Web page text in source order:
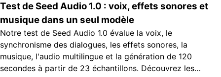
Test de Seed Audio 1.0 : voix, effets sonores et
musique dans un seul modèle
Notre test de Seed Audio 1.0 évalue la voix, le
synchronisme des dialogues, les effets sonores, la
musique, l'audio multilingue et la génération de 120
secondes à partir de 23 échantillons. Découvrez les